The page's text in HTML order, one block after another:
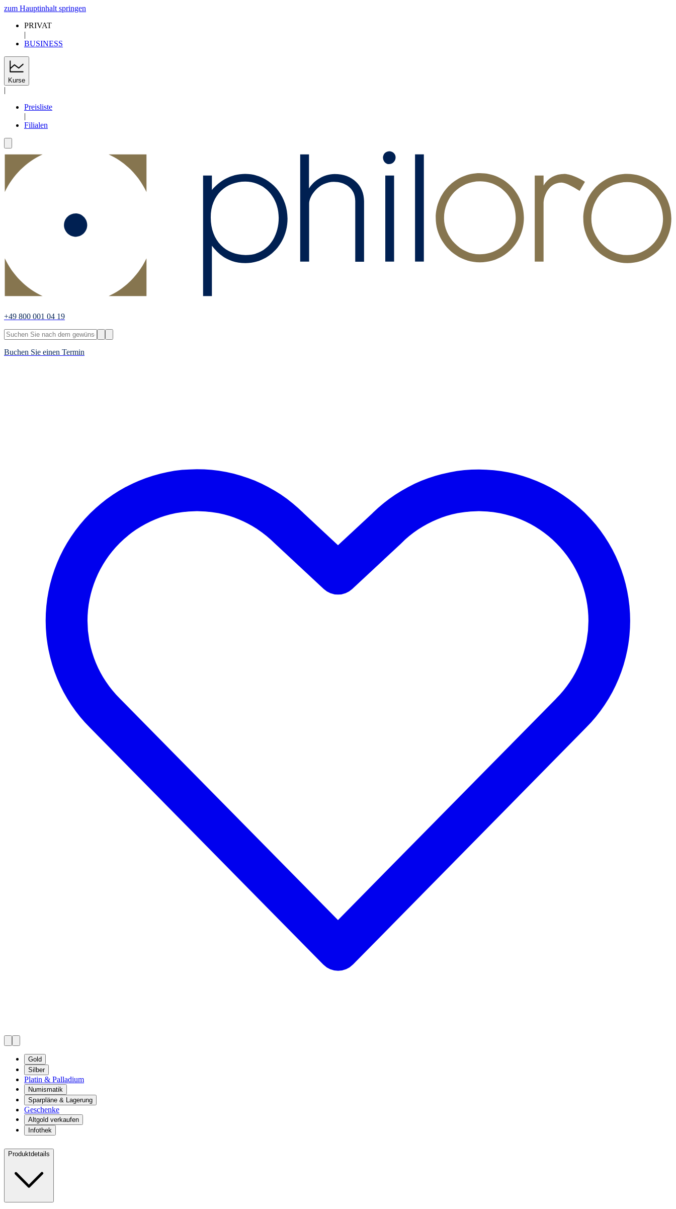
zum Hauptinhalt springen
PRIVAT
|
BUSINESS
Kurse
|
Preisliste
|
Filialen
+49 800 001 04 19
Buchen Sie einen Termin
Gold
Silber
Platin & Palladium
Numismatik
Sparpläne & Lagerung
Geschenke
Altgold verkaufen
Infothek
Produktdetails